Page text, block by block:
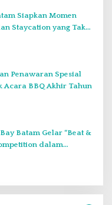
Siapkan Momen
Staycation yang Tak
2025
Penawaran Spesial
Acara BBQ Akhir Tahun
Batam Gelar “Beat &
dalam
ke-2